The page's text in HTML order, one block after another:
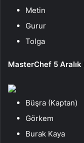
Metin
Gurur
Tolga
MasterChef 5 Aralık
Büşra (Kaptan)
Görkem
Burak Kaya